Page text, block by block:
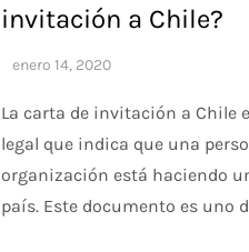
invitación a Chile?
La carta de invitación a Chile
legal que indica que una
organización está haciendo
país. Este documento es uno